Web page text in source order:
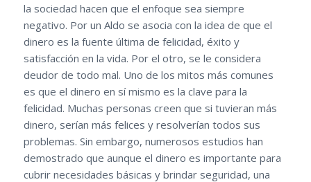
la sociedad hacen que el enfoque sea siempre
negativo. Por un Aldo se asocia con la idea de que el
dinero es la fuente última de felicidad, éxito y
satisfacción en la vida. Por el otro, se le considera
deudor de todo mal. Uno de los mitos más comunes
es que el dinero en sí mismo es la clave para la
felicidad. Muchas personas creen que si tuvieran más
dinero, serían más felices y resolverían todos sus
problemas. Sin embargo, numerosos estudios han
demostrado que aunque el dinero es importante para
cubrir necesidades básicas y brindar seguridad, una